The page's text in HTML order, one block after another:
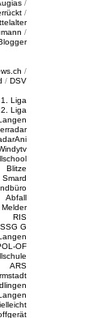
/
/
/
/
/ DSV
1. Liga
2. Liga
Blitze
Smard
Abfall
Melder
RIS
SSG G
OF
ARS